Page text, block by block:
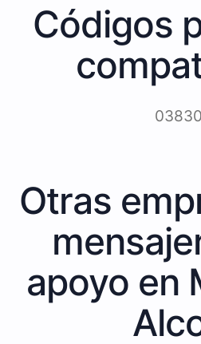
Códigos
03830
Otras
apoyo en